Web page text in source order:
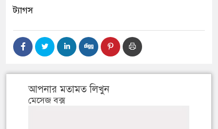
ট্যাগস
আপনার মতামত লিখুন
মেসেজ বক্স